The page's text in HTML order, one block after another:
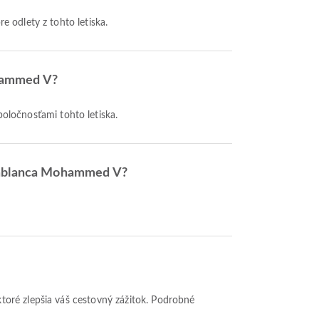
odlety z tohto letiska.
V?
tohto letiska.
Mohammed V?